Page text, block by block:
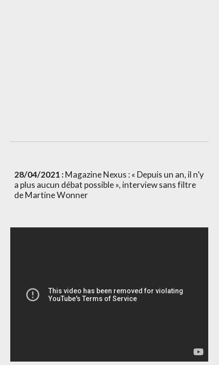
28/04/2021 : Magazine Nexus : « Depuis un an, il n’y
a plus aucun débat possible », interview sans filtre
de Martine Wonner